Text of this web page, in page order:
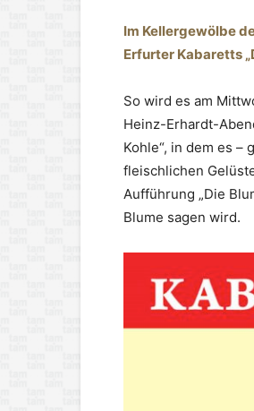
Im Kellergewölbe
Erfurter Kabaretts
So wird es am
Heinz-Erhardt-
Kohle“, in dem es
fleischlichen
Aufführung „Die
Blume sagen wird.